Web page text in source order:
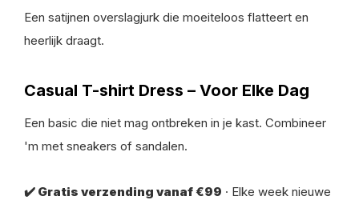
Een satijnen overslagjurk die moeiteloos flatteert en
heerlijk draagt.
Casual T-shirt Dress – Voor Elke Dag
Een basic die niet mag ontbreken in je kast. Combineer
'm met sneakers of sandalen.
✔️ Gratis verzending vanaf €99 · Elke week nieuwe